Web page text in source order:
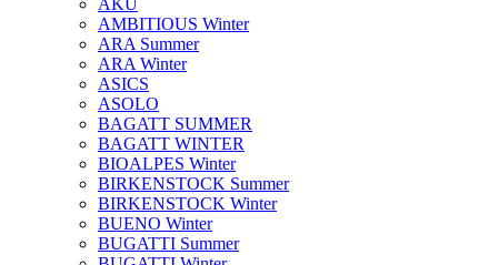
AKU
AMBITIOUS Winter
ARA Summer
ARA Winter
ASICS
ASOLO
BAGATT SUMMER
BAGATT WINTER
BIOALPES Winter
BIRKENSTOCK Summer
BIRKENSTOCK Winter
BUENO Winter
BUGATTI Summer